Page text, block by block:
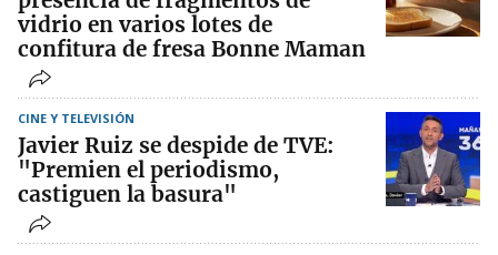
vidrio en varios lotes de
confitura de fresa Bonne Maman
CINE Y TELEVISIÓN
Javier Ruiz se despide de TVE:
"Premien el periodismo,
castiguen la basura"